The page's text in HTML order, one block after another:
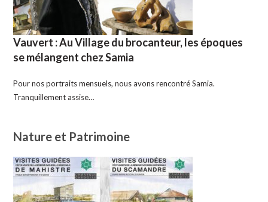
Vauvert : Au Village du brocanteur, les époques
se mélangent chez Samia
Pour nos portraits mensuels, nous avons rencontré Samia.
Tranquillement assise…
Nature et Patrimoine